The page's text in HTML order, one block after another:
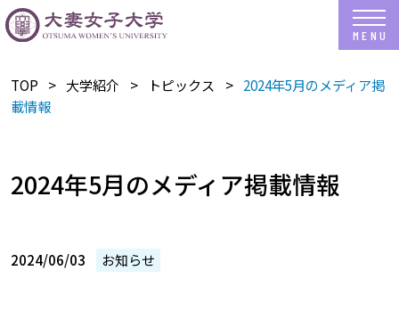
TOP 大学紹介 トピックス
2024年5月のメディア掲
載情報
2024年5月のメディア掲載情報
2024/06/03 お知らせ